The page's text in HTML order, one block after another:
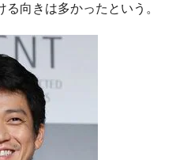
向きは多かったという。